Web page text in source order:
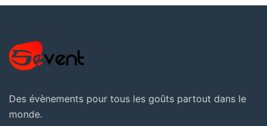
Des évènements pour tous les goûts partout dans le
monde.